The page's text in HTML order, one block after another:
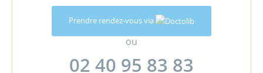
Prendre rendez-vous via
ou
02 40 95 83 83